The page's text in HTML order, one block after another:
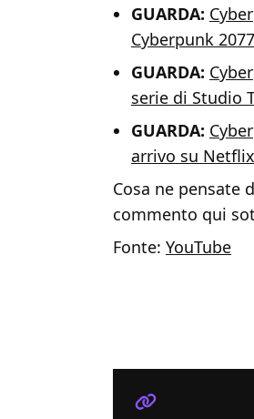
GUARDA:
Cyberpunk
GUARDA:
serie di Studio
GUARDA:
arrivo su Netflix
Cosa ne pensate
commento qui
Fonte: YouTube